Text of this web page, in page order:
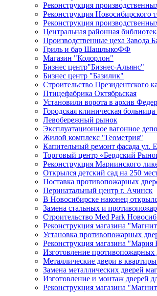
Реконструкция
Реконструкция Новосибирского
Реконструкция
Центральная районная
Производственные цеха Завода
Гриль и бар ШашлыкоФФ
Магазин "Колорлон"
Бизнес центр"Бизнес-Альянс"
Бизнес центр "Базилик"
Строительство Президентского
Птицефабрика Октябрьская
Установили ворота в архив
Городская клиническая
Левобережный рынок
Эксплуатационное вагонное
Жилой комплекс "Геометрия"
Капительный ремонт фасада ул.
Торговый центр «Бердский
Реконструкция Мариинского
Открылся детский сад на 250
Поставка противопожарных
Перинатальный центр г. Ачинск
В Новосибирске наконец
Замена стальных и
Строительство Med Park
Реконструкция магазина
Установка противопожарных
Реконструкция магазина "Мария
Изготовление противопожарных
Металлические двери в
Замена металлических дверей
Изготовление и монтаж дверей
Реконструкция магазина